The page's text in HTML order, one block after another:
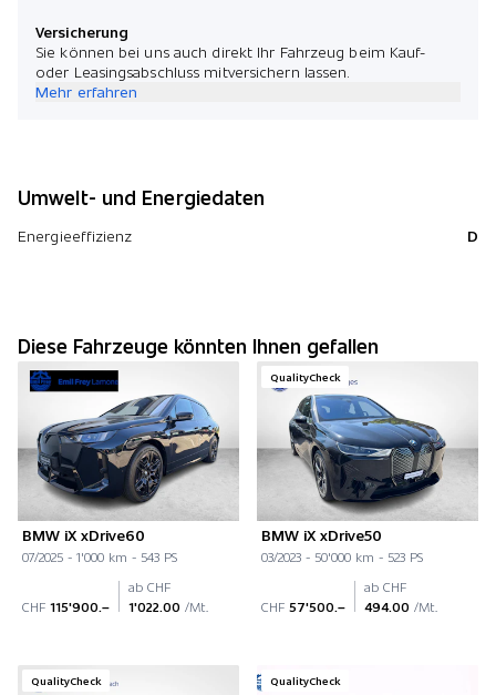
Versicherung
Sie können bei uns auch direkt Ihr Fahrzeug beim Kauf-
oder Leasingsabschluss mitversichern lassen.
Mehr erfahren
Umwelt- und Energiedaten
Energieeffizienz D
Diese Fahrzeuge könnten Ihnen gefallen
BMW iX xDrive60
07/2025 - 1'000 km - 543 PS
CHF 115'900.–
ab CHF
1'022.00 /Mt.
QualityCheck
BMW iX xDrive50
03/2023 - 50'000 km - 523 PS
CHF 57'500.–
ab CHF
494.00 /Mt.
QualityCheck QualityCheck